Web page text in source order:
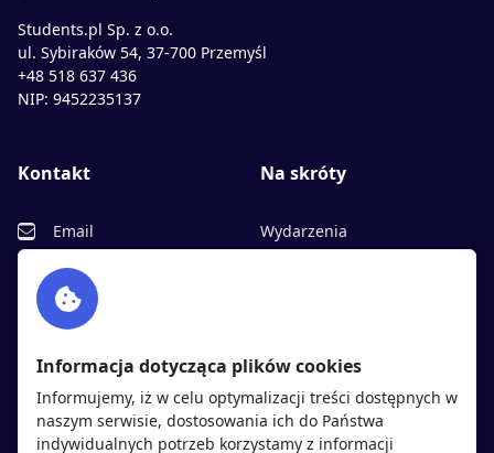
Students.pl Sp. z o.o.
ul. Sybiraków 54, 37-700 Przemyśl
+48 518 637 436
NIP: 9452235137
Kontakt
Email
Facebook
Twitter
Na skróty
Wydarzenia
Polityka cookies
Polityka prywatności
Informacja dotycząca plików cookies
Informujemy, iż w celu optymalizacji treści dostępnych w
naszym serwisie, dostosowania ich do Państwa
indywidualnych potrzeb korzystamy z informacji